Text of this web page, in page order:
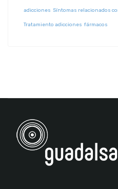
adicciones Síntomas relacionados
Tratamiento adicciones fármacos